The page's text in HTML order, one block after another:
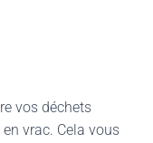
vos déchets
vrac. Cela vous